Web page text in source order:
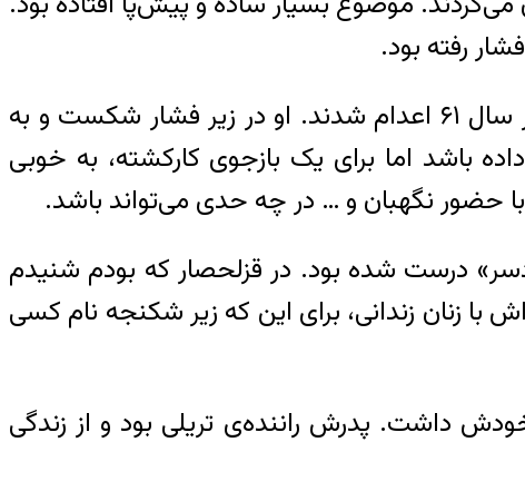
رفته بود.
عفت خلیلی یکی از هواداران مجاهدین بود که برادرش علی در سال ۱۳۶۳ و خواهرش طیبه در سال ۶۱ اعدام شدند. او در زیر فشار شکست و به
باشد اما برای یک بازجوی کارکشته، به خوبی
حضور نگهبان و … در چه حدی می‌تواند باشد.
برای دکتر شیری «دردسر» درست شده بود. در قزلحصار که بودم شنیدم
زنان زندانی، برای این که زیر شکنجه نام کسی
از خودش داشت. پدرش راننده‌ی تریلی بود و از زندگی